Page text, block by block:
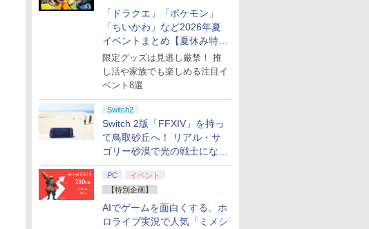
「ドラクエ」「ポケモン」
「ちいかわ」など2026年夏
イベントまとめ【夏休み特
集】
限定グッズは見逃し厳禁！ 推
し活や家族でも楽しめる注目イ
ベント8選
Switch2
Switch 2版「FFXIV」を持っ
て鳥取砂丘へ！ リアル・サ
ゴリー砂漠で光の戦士になっ
てみた
PC
イベント
【特別企画】
AIでゲームを面白くする。ホ
ロライブ実況で人気「ミメシ